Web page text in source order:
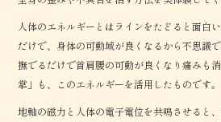
人体のエネルギーとはラインをたどると面白
だけで、身体の可動域が良くなるから不思議
撫でるだけで首肩腰の可動が良くなり痛みも
掌」も、このエネルギーを活用したものです。
地軸の磁力と人体の電子電位を共鳴させると